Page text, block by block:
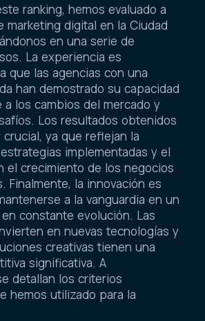
ranking, hemos evaluado a
marketing digital en la Ciudad
en una serie de
La experiencia es
que las agencias con una
han demostrado su capacidad
a los cambios del mercado y
Los resultados obtenidos
ya que reflejan la
implementadas y el
el crecimiento de los negocios
Finalmente, la innovación es
a la vanguardia en un
constante evolución. Las
en nuevas tecnologías y
creativas tienen una
significativa. A
detallan los criterios
hemos utilizado para la